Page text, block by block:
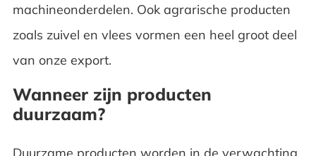
machineonderdelen. Ook agrarische producten
zoals zuivel en vlees vormen een heel groot deel
van onze export.
Wanneer zijn producten
duurzaam?